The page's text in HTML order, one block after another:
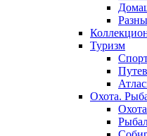
Туризм
Охота.
Охота